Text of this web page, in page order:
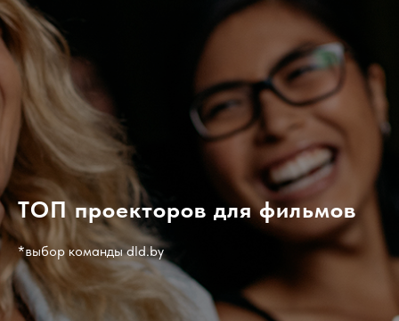
ТОП проекторов для фильмов
*выбор команды dld.by